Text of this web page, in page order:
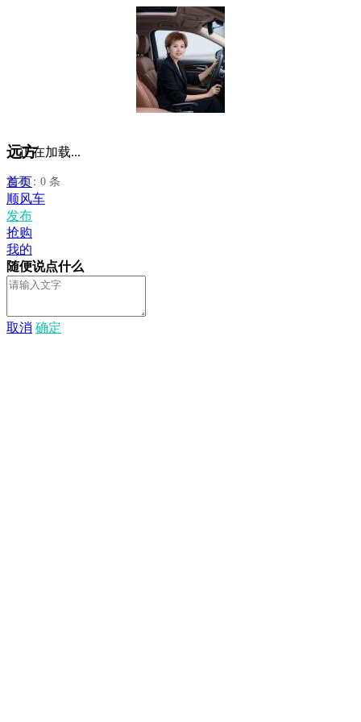
远方
发布：0 条
正在加载...
首页
顺风车
发布
抢购
我的
随便说点什么
取消 确定